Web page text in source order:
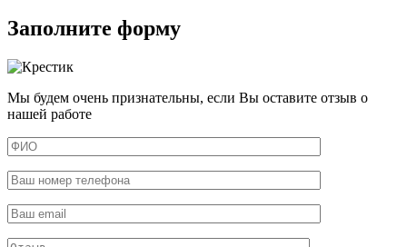
Заполните форму
Мы будем очень признательны, если Вы оставите отзыв о
нашей работе